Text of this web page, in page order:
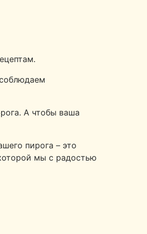
А чтобы ваша
пирога – это
мы с радостью